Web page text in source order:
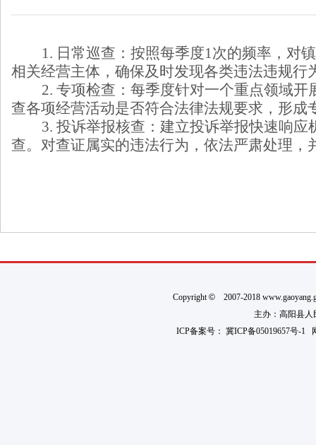
1. 日常巡查：按照每季度1次的频率，对
相关经营主体，确保及时发现各类违法违规行
2. 专项检查：每季度针对一个重点领域
查各项经营活动是否符合法律法规要求，形
3. 投诉举报核查：建立投诉举报快速响
查。对查证属实的违法行为，依法严肃处理，
Copyright©2007-2018
主办：高阳县人
ICP备案号： 冀ICP备05019657号-1网